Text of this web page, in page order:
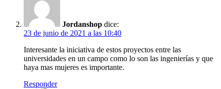
Jordanshop dice:
23 de junio de 2021 a las 10:40
Interesante la iniciativa de estos proyectos entre las
universidades en un campo como lo son las ingenierías y que
haya mas mujeres es importante.
Responder